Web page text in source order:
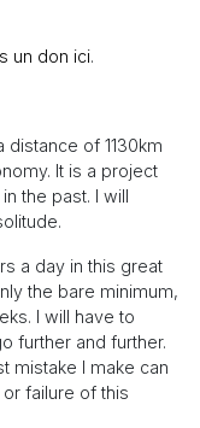
un don ici.
of 1130km
It is a project
the past. I will
a day in this great
the bare minimum,
I will have to
further and further.
mistake I make can
failure of this